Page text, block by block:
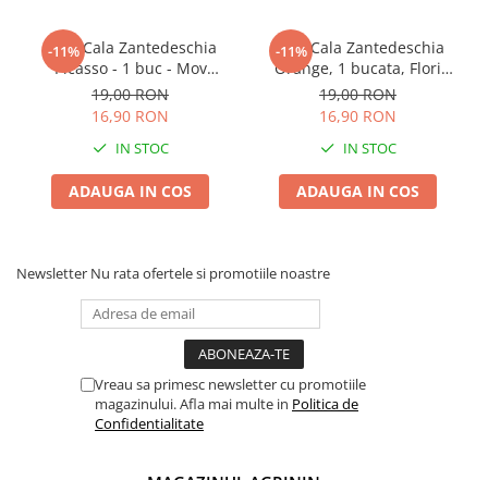
Pompa de apa curata/murdara
Pompa de stropit
Spray si intretinere
Acumulatori si Incarcatoare
-11%
Bulb Cala Zantedeschia
Picasso - 1 buc - Mov
Profund cu Bordura Alba
19,00 RON
16,90 RON
IN STOC
ADAUGA IN COS
-11%
Bulb Cala Zantedeschia
Orange, 1 bucata, Flori
Portocalii Exotice pentru
Gradina si Ghiveci
19,00 RON
16,90 RON
IN STOC
ADAUGA IN COS
Newsletter Nu rata ofertele si promotiile noastre
Vreau sa primesc newsletter cu promotiile
magazinului. Afla mai multe in Politica de
Confidentialitate